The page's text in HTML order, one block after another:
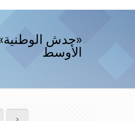
«حدش الوطنية»
الأوسط